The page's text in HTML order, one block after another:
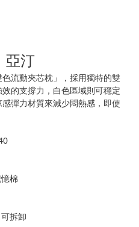
亞汀
流動夾芯枕」，採用獨特的雙
的支撐力，白色區域則可穩定
彈力材質來減少悶熱感，即使
棉
拆卸